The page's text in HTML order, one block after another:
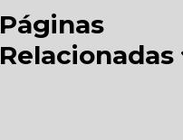
Páginas
Relacionadas